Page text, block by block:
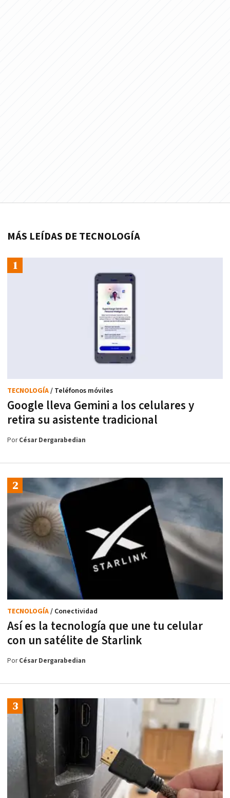
MÁS LEÍDAS DE TECNOLOGÍA
Google lleva Gemini a los celulares y
retira su asistente tradicional
TECNOLOGÍA/ Teléfonos móviles
PorCésar Dergarabedian
Así es la tecnología que une tu celular
con un satélite de Starlink
TECNOLOGÍA/ Conectividad
PorCésar Dergarabedian